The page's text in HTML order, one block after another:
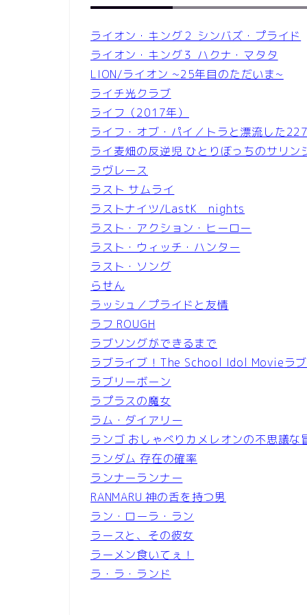
ライオン・キング２ シンバズ・プライド
ライオン・キング３ ハクナ・マタタ
LION/ライオン ~25年目のただいま~
ライチ光クラブ
ライフ（2017年）
ライフ・オブ・パイ／トラと漂流した
ライ麦畑の反逆児 ひとりぼっちのサリン
ラヴレース
ラスト サムライ
ラストナイツ/LastK nights
ラスト・アクション・ヒーロー
ラスト・ウィッチ・ハンター
ラスト・ソング
らせん
ラッシュ／プライドと友情
ラフ ROUGH
ラブソングができるまで
ラブライブ！The School Idol Movieラ
ラブリーボーン
ラプラスの魔女
ラム・ダイアリー
ランゴ おしゃべりカメレオンの不思議な
ランダム 存在の確率
ランナーランナー
RANMARU 神の舌を持つ男
ラン・ローラ・ラン
ラースと、その彼女
ラーメン食いてぇ！
ラ・ラ・ランド